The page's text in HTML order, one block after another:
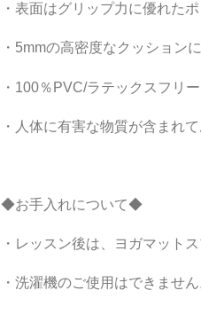
・表面はグリップ力に優れた
・5mmの高密度なクッション
・100％PVC/ラテックスフリー
・人体に有害な物質が含まれて
◆お手入れについて◆
・レッスン後は、ヨガマット
・洗濯機のご使用はできません